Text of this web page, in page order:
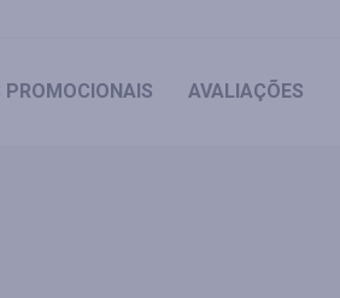
PROMOCIONAIS AVALIAÇÕES